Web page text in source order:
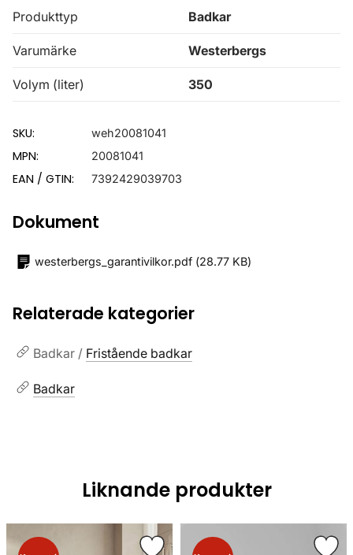
Produkttyp Badkar
Varumärke Westerbergs
Volym (liter) 350
SKU: weh20081041
MPN: 20081041
EAN / GTIN: 7392429039703
Dokument
westerbergs_garantivilkor.pdf (28.77 KB)
Relaterade kategorier
Badkar / Fristående badkar
Badkar
Liknande produkter